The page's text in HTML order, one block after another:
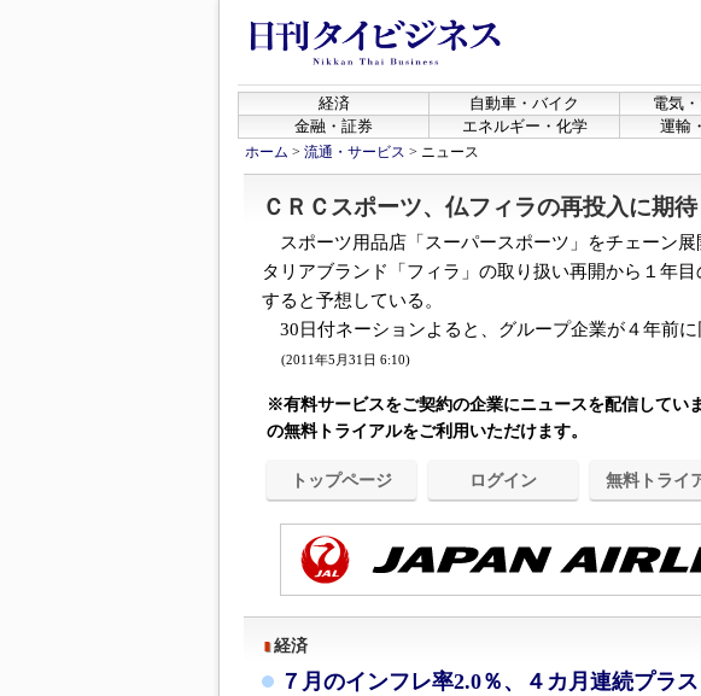
経済 自動車・バイク 電気
金融・証券
エネルギー・化学 運輸
ホーム > 流通・サービス > ニュース
ＣＲＣスポーツ、仏フィラの再投入に期待
スポーツ用品店「スーパースポーツ」をチェーン展
タリアブランド「フィラ」の取り扱い再開から１年
すると予想している。
30日付ネーションよると、グループ企業が４年前
(2011年5月31日 6:10)
※有料サービスをご契約の企業にニュースを配信してい
の無料トライアルをご利用いただけます。
トップページ ログイン 無料トライ
経済
７月のインフレ率2.0％、４カ月連続プラス